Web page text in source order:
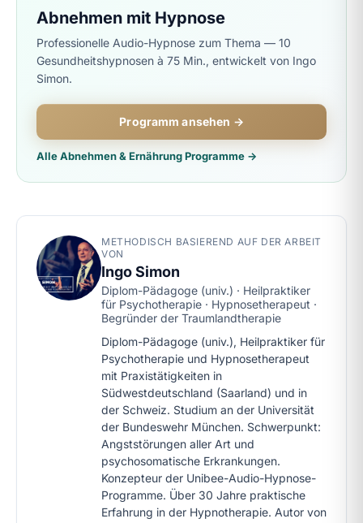
Abnehmen mit Hypnose
Professionelle Audio-Hypnose zum Thema — 10
Gesundheitshypnosen à 75 Min., entwickelt von Ingo
Simon.
Programm ansehen →
Alle Abnehmen & Ernährung Programme →
METHODISCH BASIEREND AUF DER ARBEIT
VON
Ingo Simon
Diplom-Pädagoge (univ.) · Heilpraktiker
für Psychotherapie · Hypnosetherapeut ·
Begründer der Traumlandtherapie
Diplom-Pädagoge (univ.), Heilpraktiker für
Psychotherapie und Hypnosetherapeut
mit Praxistätigkeiten in
Südwestdeutschland (Saarland) und in
der Schweiz. Studium an der Universität
der Bundeswehr München. Schwerpunkt:
Angststörungen aller Art und
psychosomatische Erkrankungen.
Konzepteur der Unibee-Audio-Hypnose-
Programme. Über 30 Jahre praktische
Erfahrung in der Hypnotherapie. Autor von